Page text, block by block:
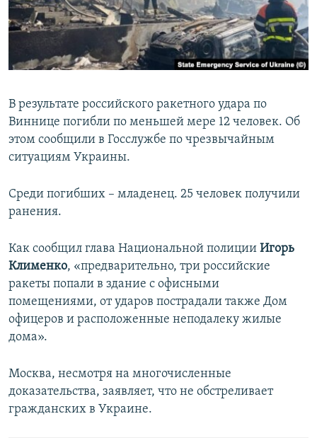
ПОБЕДИТЕЛЕЙ НЕ СУДЯТ?
КРЫМ.НЕПОКОРЕННЫЙ
ELIFBE
ПРИСОЕДИНЯЙТЕСЬ!
Все сайты RFE/RL
В результате российского ракетного удара по
Виннице погибли по меньшей мере 12 человек. Об
этом сообщили в Госслужбе по чрезвычайным
ситуациям Украины.
Среди погибших – младенец. 25 человек получили
ранения.
Как сообщил глава Национальной полиции Игорь
Клименко, «предварительно, три российские
ракеты попали в здание с офисными
помещениями, от ударов пострадали также Дом
офицеров и расположенные неподалеку жилые
дома».
Москва, несмотря на многочисленные
доказательства, заявляет, что не обстреливает
гражданских в Украине.